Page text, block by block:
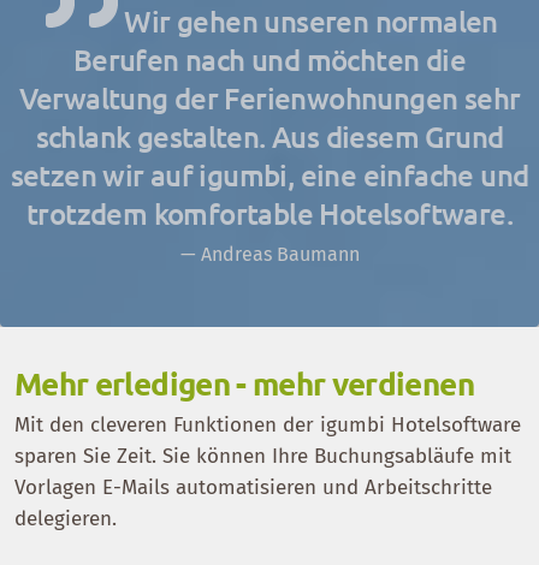
Wir gehen unseren normalen
Berufen nach und möchten die
Verwaltung der Ferienwohnungen sehr
schlank gestalten. Aus diesem Grund
setzen wir auf igumbi, eine einfache und
trotzdem komfortable Hotelsoftware.
Andreas Baumann
Mehr erledigen - mehr verdienen
Mit den cleveren Funktionen der igumbi Hotelsoftware
sparen Sie Zeit. Sie können Ihre Buchungsabläufe mit
Vorlagen E-Mails automatisieren und Arbeitschritte
delegieren.